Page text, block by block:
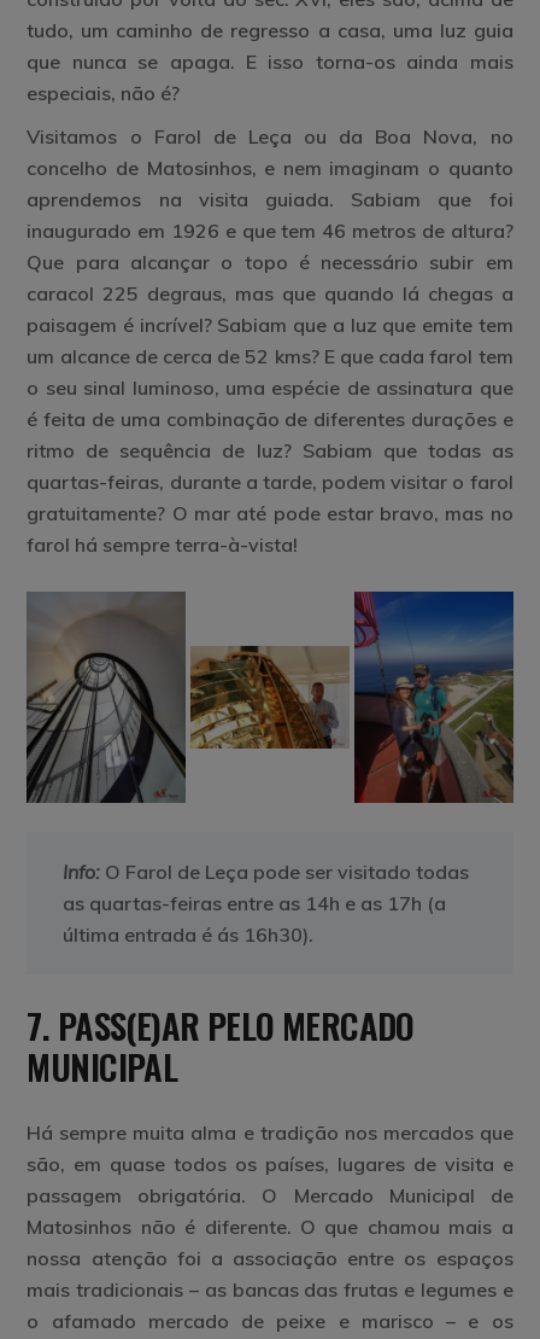
tudo, um caminho de regresso a casa, uma luz guia
que nunca se apaga. E isso torna-os ainda mais
especiais, não é?
Visitamos o Farol de Leça ou da Boa Nova, no
concelho de Matosinhos, e nem imaginam o quanto
aprendemos na visita guiada. Sabiam que foi
inaugurado em 1926 e que tem 46 metros de altura?
Que para alcançar o topo é necessário subir em
caracol 225 degraus, mas que quando lá chegas a
paisagem é incrível? Sabiam que a luz que emite tem
um alcance de cerca de 52 kms? E que cada farol tem
o seu sinal luminoso, uma espécie de assinatura que
é feita de uma combinação de diferentes durações e
ritmo de sequência de luz? Sabiam que todas as
quartas-feiras, durante a tarde, podem visitar o farol
gratuitamente? O mar até pode estar bravo, mas no
farol há sempre terra-à-vista!
Info: O Farol de Leça pode ser visitado todas
as quartas-feiras entre as 14h e as 17h (a
última entrada é ás 16h30).
7. PASS(E)AR PELO MERCADO
MUNICIPAL
Há sempre muita alma e tradição nos mercados que
são, em quase todos os países, lugares de visita e
passagem obrigatória. O Mercado Municipal de
Matosinhos não é diferente. O que chamou mais a
nossa atenção foi a associação entre os espaços
mais tradicionais – as bancas das frutas e legumes e
o afamado mercado de peixe e marisco – e os